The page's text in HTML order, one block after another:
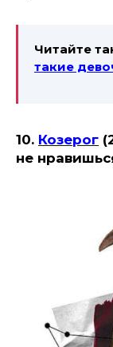
Читайте
такие
10. Козерог
не